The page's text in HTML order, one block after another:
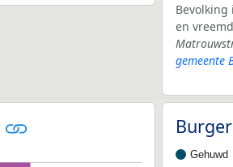
en
gemeente
Gehuwd